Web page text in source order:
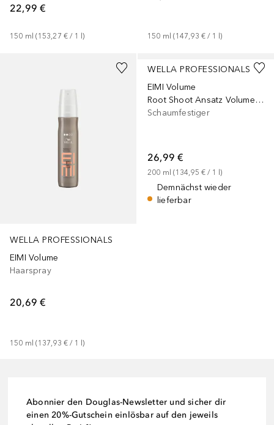
22,99 €
150 ml (153,27 € / 1 l) 150 ml (147,93 € / 1 l)
WELLA PROFESSIONALS
EIMI Volume
Haarspray
20,69 €
150 ml (137,93 € / 1 l)
WELLA PROFESSIONALS
EIMI Volume
Root Shoot Ansatz Volumenmousse
Schaumfestiger
26,99 €
200 ml (134,95 € / 1 l)
Demnächst wieder
lieferbar
Abonnier den Douglas-Newsletter und sicher dir
einen 20%-Gutschein einlösbar auf den jeweils